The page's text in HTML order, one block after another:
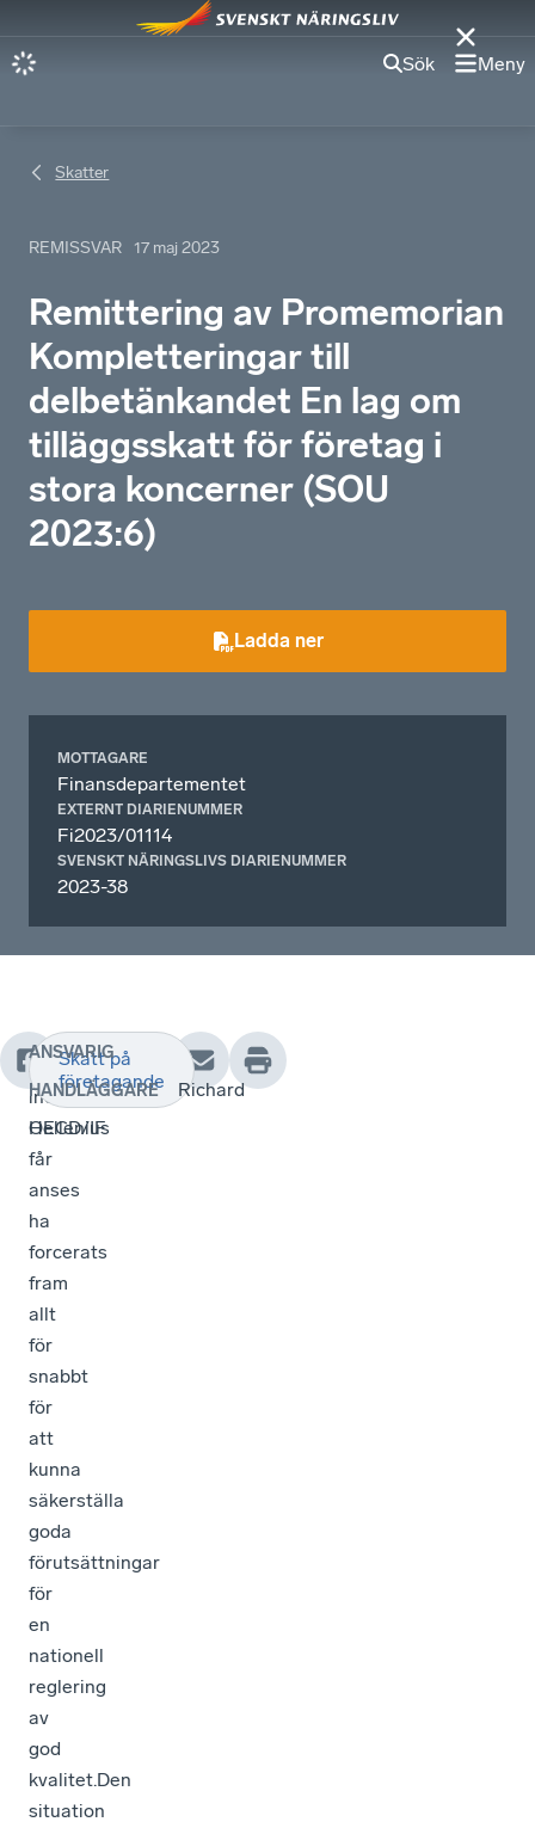
Sök Meny
Skatter
REMISSVAR 17 maj 2023
Remittering av Promemorian
Kompletteringar till
delbetänkandet En lag om
tilläggsskatt för företag i
stora koncerner (SOU
2023:6)
Ladda ner
MOTTAGARE
Finansdepartementet
EXTERNT DIARIENUMMER
Fi2023/01114
SVENSKT NÄRINGSLIVS DIARIENUMMER
2023-38
Arbetet
inom
OECD/IF
får
anses
ha
forcerats
fram
allt
för
snabbt
för
att
kunna
säkerställa
goda
förutsättningar
för
en
nationell
reglering
av
god
kvalitet.Den
situation
Skatt på
företagande
ANSVARIG
HANDLÄGGARE
Richard
Hellenius